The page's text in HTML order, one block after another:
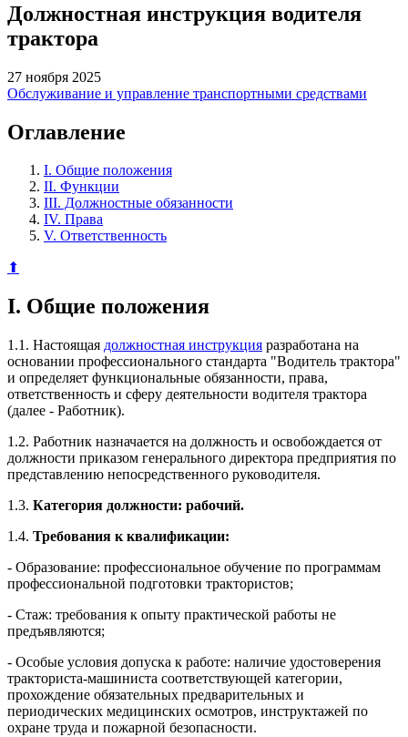
Должностная инструкция водителя
трактора
27 ноября 2025
Обслуживание и управление транспортными средствами
Оглавление
I. Общие положения
II. Функции
III. Должностные обязанности
IV. Права
V. Ответственность
⬆
I. Общие положения
1.1. Настоящая должностная инструкция разработана на
основании профессионального стандарта "Водитель трактора"
и определяет функциональные обязанности, права,
ответственность и сферу деятельности водителя трактора
(далее - Работник).
1.2. Работник назначается на должность и освобождается от
должности приказом генерального директора предприятия по
представлению непосредственного руководителя.
1.3. Категория должности: рабочий.
1.4. Требования к квалификации:
- Образование: профессиональное обучение по программам
профессиональной подготовки трактористов;
- Стаж: требования к опыту практической работы не
предъявляются;
- Особые условия допуска к работе: наличие удостоверения
тракториста-машиниста соответствующей категории,
прохождение обязательных предварительных и
периодических медицинских осмотров, инструктажей по
охране труда и пожарной безопасности.